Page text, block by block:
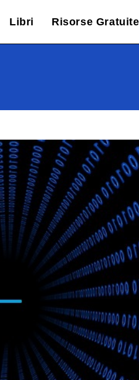
Libri Risorse Gratuite